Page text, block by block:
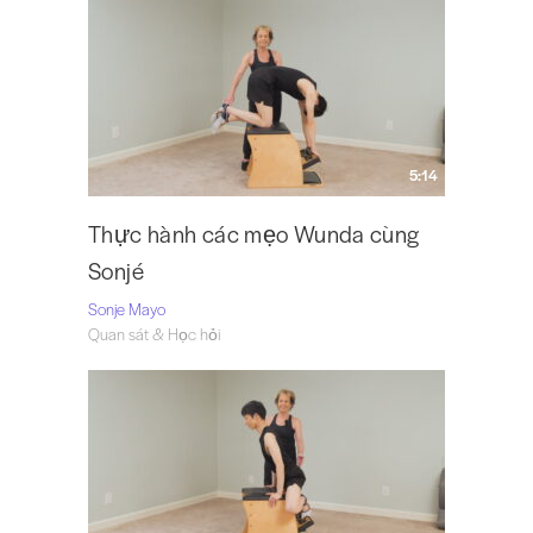
5:14
Thực hành các mẹo Wunda cùng
Sonjé
Sonje Mayo
Quan sát & Học hỏi